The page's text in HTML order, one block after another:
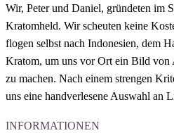
Wir, Peter und Daniel, gründeten im
Kratomheld. Wir scheuten keine
flogen selbst nach Indonesien, dem
Kratom, um uns vor Ort ein Bild von
zu machen. Nach einem strengen
uns eine handverlesene Auswahl an
INFORMATIONEN